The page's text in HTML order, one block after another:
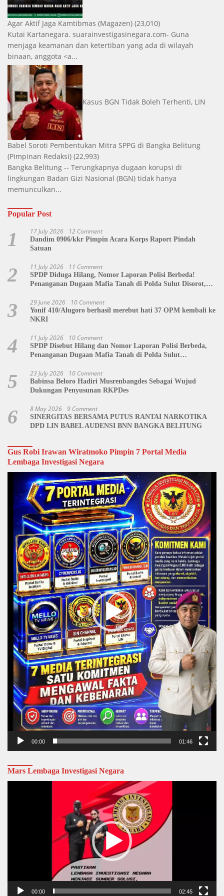
Agar Aktif Jaga Kamtibmas (Magazen) (23,010)
Kutai Kartanegara. suarainvestigasinegara.com- Guna
menjaga keamanan dan ketertiban yang ada di wilayah
binaan, anggota <a...
Kasus BGN Tidak Boleh Terhenti, LIN
Babel Soroti Pembentukan Mitra SPPG di Bangka Belitung
(Pimpinan Redaksi) (22,993)
Bangka Belitung -- Terungkapnya dugaan korupsi di
lingkungan Badan Gizi Nasional (BGN) tidak hanya
memunculkan...
Popular Post
1 17 July 2026 12 Comment
Dandim 0906/kkr Pimpin Acara Korps Raport Pindah
Satuan
2 11 July 2026 11 Comment
SPDP Diduga Hilang, Nomor Laporan Polisi Berbeda!
Penanganan Dugaan Mafia Tanah di Polda Sulut Disorot,
3 29 June 2026 10 Comment
Yonif 410/Alugoro berhasil merebut hati 37 OPM kembali ke
NKRI
4 11 July 2026 10 Comment
SPDP Disebut Hilang dan Nomor Laporan Polisi Berbeda,
Penanganan Dugaan Mafia Tanah di Polda Sulut
5 23 July 2026 10 Comment
Babinsa Beloro Hadiri Musrenbangdes Sebagai Wujud
Dukungan Penyusunan RKPDes
6 8 May 2026 9 Comment
SINERGITAS BERSAMA PUTUS RANTAI NARKOTIKA
DPD LIN BABEL AUDENSI BNN BANGKA BELITUNG
Gus Robi Irawan Wiratmoko Pimpin 7 Portal Media
Lembaga Investigasi Negara
Video
Player
00:00 01:46
Mars Lembaga Investigasi Negara
00:00 02:45